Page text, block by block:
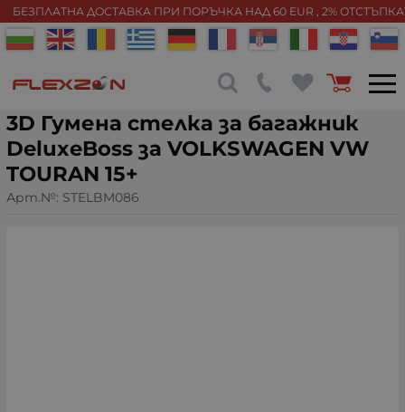
БЕЗПЛАТНА ДОСТАВКА ПРИ ПОРЪЧКА НАД 60 EUR , 2%
3D Гумена стелка за багажник
DeluxeBoss за VOLKSWAGEN VW
TOURAN 15+
Арт.№: STELBM086